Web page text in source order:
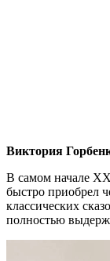
Виктория
В самом начале ХХ
быстро приобрел
классических
полностью